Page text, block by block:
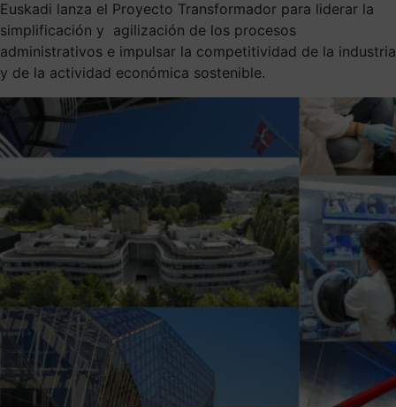
Euskadi lanza el Proyecto Transformador para liderar la
simplificación y agilización de los procesos
administrativos e impulsar la competitividad de la industria
y de la actividad económica sostenible.